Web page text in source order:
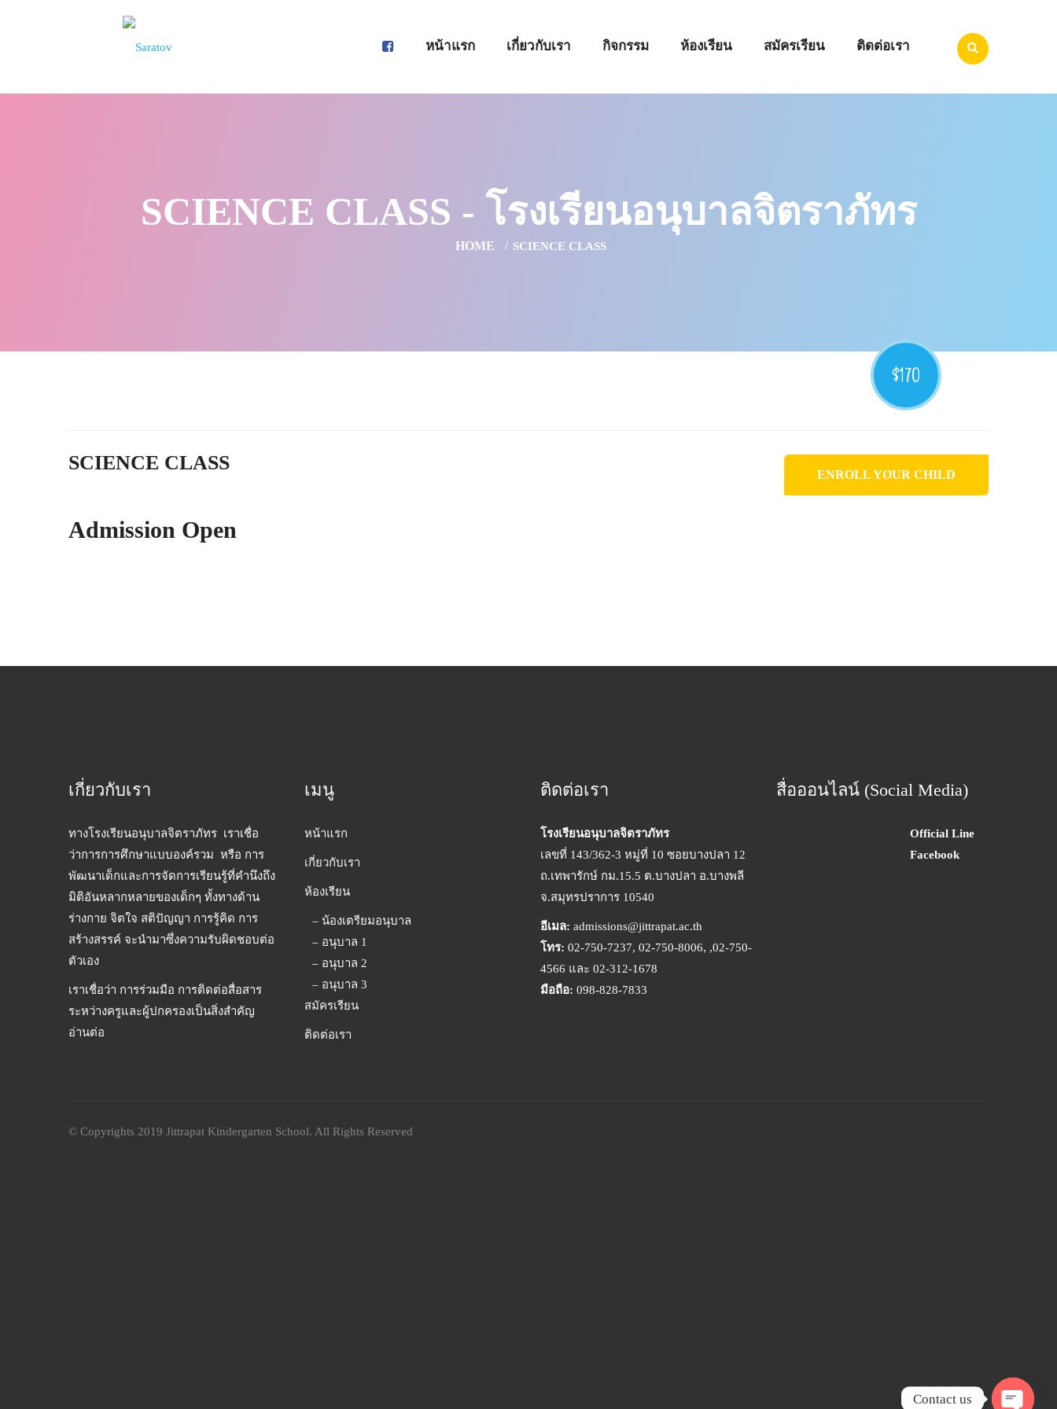
หน้าแรก เกี่ยวกับเรา กิจกรรม ห้องเรียน สมัครเรียน ติดต่อเรา
SCIENCE CLASS - โรงเรียนอนุบาลจิตราภัทร
HOME SCIENCE CLASS
$170
SCIENCE CLASS
ENROLL YOUR CHILD
Admission Open
เกี่ยวกับเรา
ทางโรงเรียนอนุบาลจิตราภัทร เราเชื่อ
ว่าการการศึกษาแบบองค์รวม หรือ การ
พัฒนาเด็กและการจัดการเรียนรู้ที่คำนึงถึง
มิติอันหลากหลายของเด็กๆ ทั้งทางด้าน
ร่างกาย จิตใจ สติปัญญา การรู้คิด การ
สร้างสรรค์ จะนำมาซึ่งความรับผิดชอบต่อ
ตัวเอง
เราเชื่อว่า การร่วมมือ การติดต่อสื่อสาร
ระหว่างครูและผู้ปกครองเป็นสิ่งสำคัญ
อ่านต่อ
เมนู
หน้าแรก
เกี่ยวกับเรา
ห้องเรียน
– น้องเตรียมอนุบาล
– อนุบาล 1
– อนุบาล 2
– อนุบาล 3
สมัครเรียน
ติดต่อเรา
ติดต่อเรา
โรงเรียนอนุบาลจิตราภัทร
เลขที่ 143/362-3 หมู่ที่ 10 ซอยบางปลา 12
ถ.เทพารักษ์ กม.15.5 ต.บางปลา อ.บางพลี
จ.สมุทรปราการ 10540
อีเมล: admissions@jittrapat.ac.th
โทร: 02-750-7237, 02-750-8006, ,02-750-
4566 และ 02-312-1678
มือถือ: 098-828-7833
สื่อออนไลน์ (Social Media)
Official Line
Facebook
© Copyrights 2019 Jittrapat Kindergarten School. All Rights Reserved
Contact us